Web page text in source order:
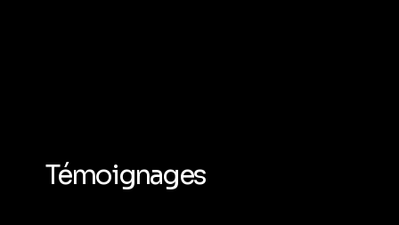
Témoignages